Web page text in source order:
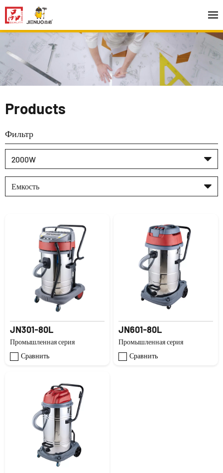
Products
Фильтр
2000W
Емкость
JN301-80L
Промышленная серия
Сравнить
JN601-80L
Промышленная серия
Сравнить